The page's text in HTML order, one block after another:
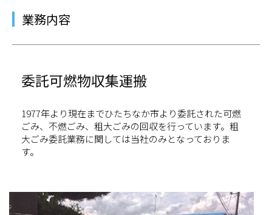
業務内容
委託可燃物収集運搬
1977年より現在までひたちなか市より委託された可燃
ごみ、不燃ごみ、粗大ごみの回収を行っています。粗
大ごみ委託業務に関しては当社のみとなっておりま
す。